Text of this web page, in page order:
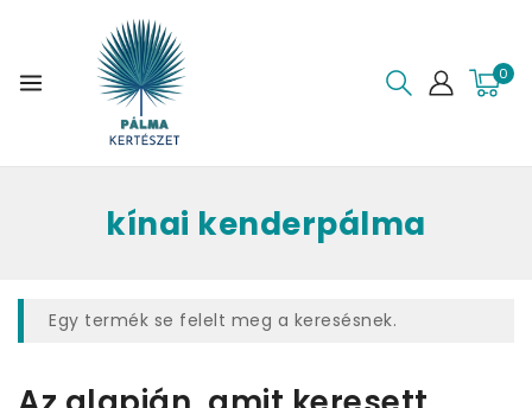
0
kínai kenderpálma
Egy termék se felelt meg a keresésnek.